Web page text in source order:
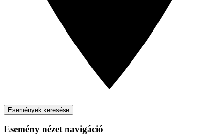
Események keresése
Esemény nézet navigáció